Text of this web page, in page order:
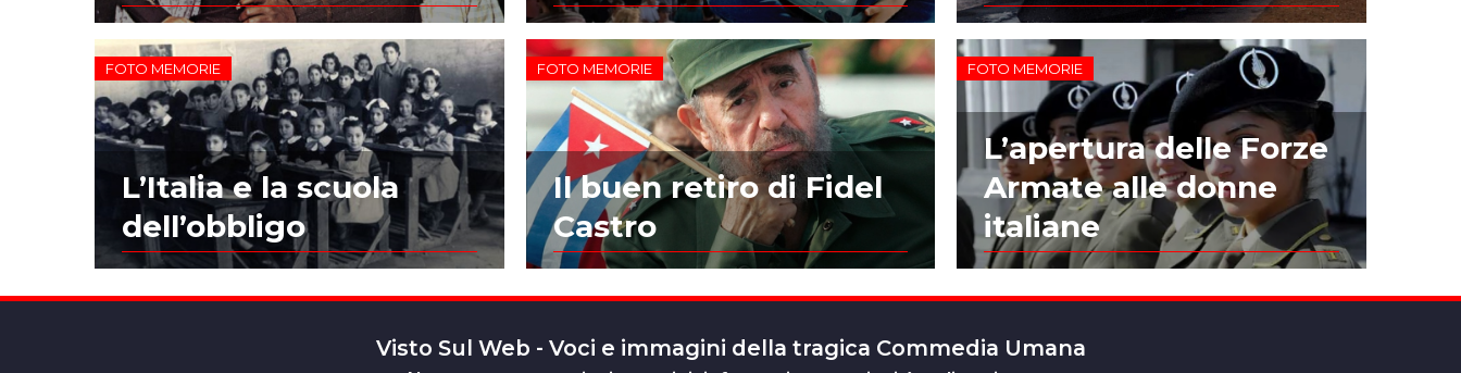
FOTO MEMORIE
L’Italia e la scuola
dell’obbligo
FOTO MEMORIE
Il buen retiro di Fidel
Castro
FOTO MEMORIE
L’apertura delle Forze
Armate alle donne
italiane
Visto Sul Web - Voci e immagini della tragica Commedia Umana